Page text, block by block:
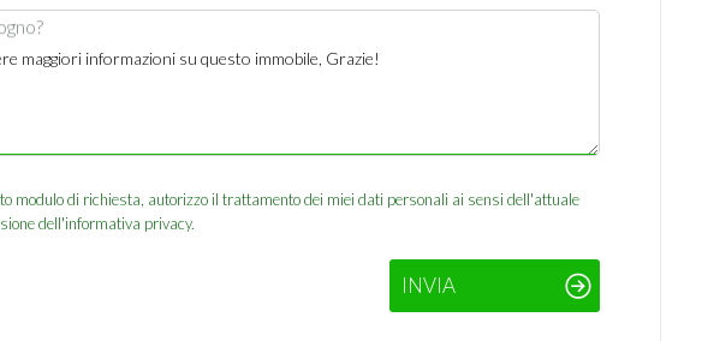
modulo di richiesta, autorizzo il trattamento dei miei dati personali ai sensi dell'attuale
dell'informativa privacy.
INVIA